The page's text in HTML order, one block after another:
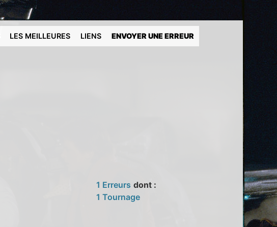
LES MEILLEURES LIENS ENVOYER UNE ERREUR
1 Erreurs dont :
1 Tournage